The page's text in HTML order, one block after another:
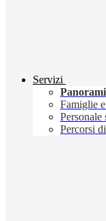
Servizi
Famiglie
Personale
Percorsi